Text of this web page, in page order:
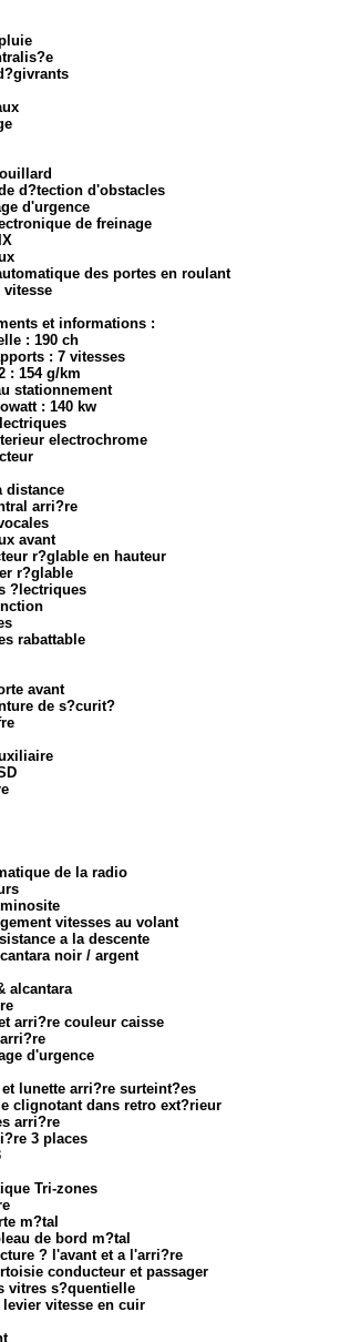
d?tection d'obstacles
d'urgence
de freinage
des portes en roulant
vitesse
et informations :
: 190 ch
: 7 vitesses
: 154 g/km
stationnement
: 140 kw
electrochrome
distance
arri?re
avant
r?glable en hauteur
r?glable
?lectriques
rabattable
avant
de s?curit?
de la radio
vitesses au volant
a la descente
noir / argent
alcantara
arri?re couleur caisse
d'urgence
lunette arri?re surteint?es
clignotant dans retro ext?rieur
arri?re
3 places
Tri-zones
m?tal
de bord m?tal
? l'avant et a l'arri?re
conducteur et passager
vitres s?quentielle
levier vitesse en cuir